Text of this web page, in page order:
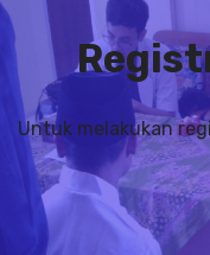
Untuk melakukan